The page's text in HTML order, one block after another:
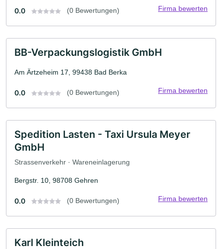
0.0 (0 Bewertungen) Firma bewerten
BB-Verpackungslogistik GmbH
Am Ärtzeheim 17, 99438 Bad Berka
0.0 (0 Bewertungen) Firma bewerten
Spedition Lasten - Taxi Ursula Meyer
GmbH
Strassenverkehr · Wareneinlagerung
Bergstr. 10, 98708 Gehren
0.0 (0 Bewertungen) Firma bewerten
Karl Kleinteich